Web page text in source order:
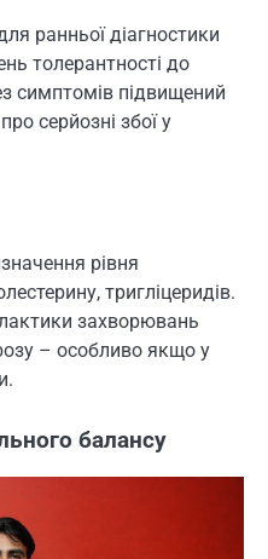
ранньої діагностики
толерантності до
симптомів підвищений
серйозні збої у
рівня
тригліцеридів.
захворювань
– особливо якщо у
балансу